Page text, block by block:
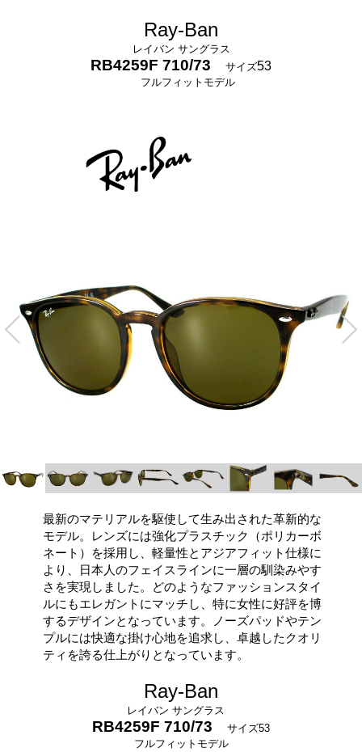
Ray-Ban
レイバン サングラス
RB4259F 710/73 サイズ53
フルフィットモデル
最新のマテリアルを駆使して生み出された革新的な
モデル。レンズには強化プラスチック（ポリカーボ
ネート）を採用し、軽量性とアジアフィット仕様に
より、日本人のフェイスラインに一層の馴染みやす
さを実現しました。どのようなファッションスタイ
ルにもエレガントにマッチし、特に女性に好評を博
するデザインとなっています。ノーズパッドやテン
プルには快適な掛け心地を追求し、卓越したクオリ
ティを誇る仕上がりとなっています。
Ray-Ban
レイバン サングラス
RB4259F 710/73
サイズ53
フルフィットモデル